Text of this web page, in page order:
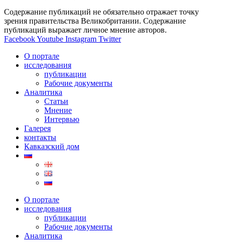
Содержание публикаций не обязательно отражает точку
зрения правительства Великобритании. Содержание
публикаций выражает личное мнение авторов.
FacebookYoutube Instagram Twitter
О портале
исследования
публикации
Рабочие документы
Аналитика
Статьи
Мнение
Интервью
Галерея
контакты
Кавказский дом
О портале
исследования
публикации
Рабочие документы
Аналитика